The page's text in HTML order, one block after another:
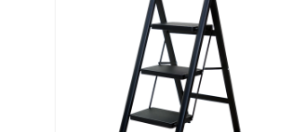
NỒI CHIÊN KHÔNG DẦU FUJIHOME A4 5LÍT
1.937.000₫